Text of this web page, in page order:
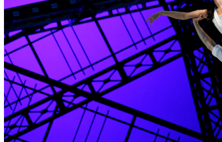
A
O
P
.
1
2
0
U
N
D
R